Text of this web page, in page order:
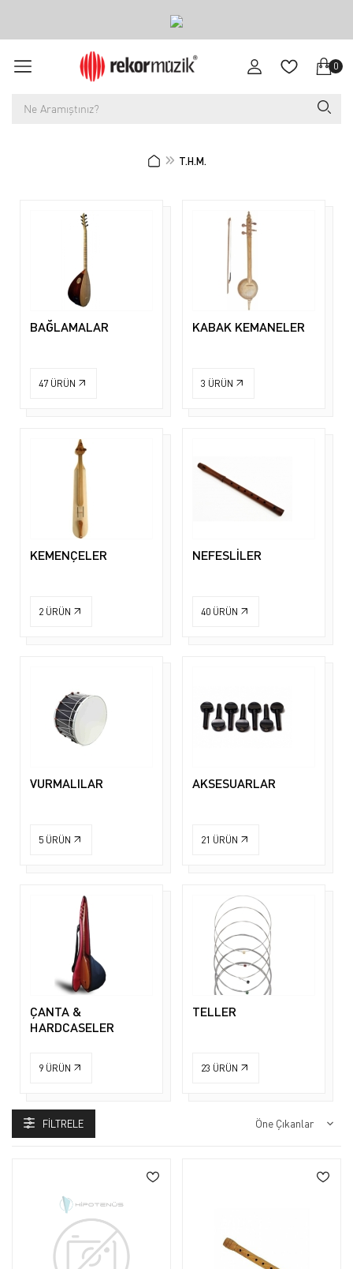
0
T.H.M.
BAĞLAMALAR
47 ÜRÜN
KABAK KEMANELER
3 ÜRÜN
KEMENÇELER
2 ÜRÜN
NEFESLİLER
40 ÜRÜN
VURMALILAR
5 ÜRÜN
AKSESUARLAR
21 ÜRÜN
ÇANTA &
HARDCASELER
9 ÜRÜN
TELLER
23 ÜRÜN
FILTRELE